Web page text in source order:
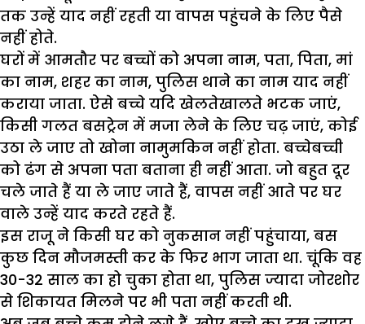
तक उन्हें याद नहीं रहती या वापस पहुंचने के लिए पैसे
नहीं होते.
घरों में आमतौर पर बच्चों को अपना नाम, पता, पिता, मां
का नाम, शहर का नाम, पुलिस थाने का नाम याद नहीं
कराया जाता. ऐसे बच्चे यदि खेलतेखालते भटक जाएं,
किसी गलत बसट्रेन में मजा लेने के लिए चढ़ जाएं, कोई
उठा ले जाए तो खोना नामुमकिन नहीं होता. बच्चेबच्ची
को ढंग से अपना पता बताना ही नहीं आता. जो बहुत दूर
चले जाते हैं या ले जाए जाते हैं, वापस नहीं आते पर घर
वाले उन्हें याद करते रहते हैं.
इस राजू ने किसी घर को नुकसान नहीं पहुंचाया, बस
कुछ दिन मौजमस्ती कर के फिर भाग जाता था. चूंकि वह
30-32 साल का हो चुका होता था, पुलिस ज्यादा जोरशोर
से शिकायत मिलने पर भी पता नहीं करती थी.